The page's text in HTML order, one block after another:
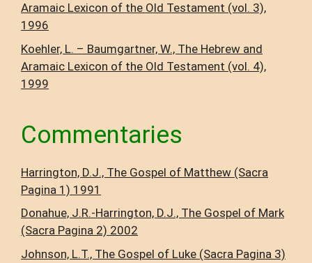
Aramaic Lexicon of the Old Testament (vol. 3),
1996
Koehler, L. – Baumgartner, W., The Hebrew and
Aramaic Lexicon of the Old Testament (vol. 4),
1999
Commentaries
Harrington, D.J., The Gospel of Matthew (Sacra
Pagina 1) 1991
Donahue, J.R.-Harrington, D.J., The Gospel of Mark
(Sacra Pagina 2) 2002
Johnson, L.T., The Gospel of Luke (Sacra Pagina 3)